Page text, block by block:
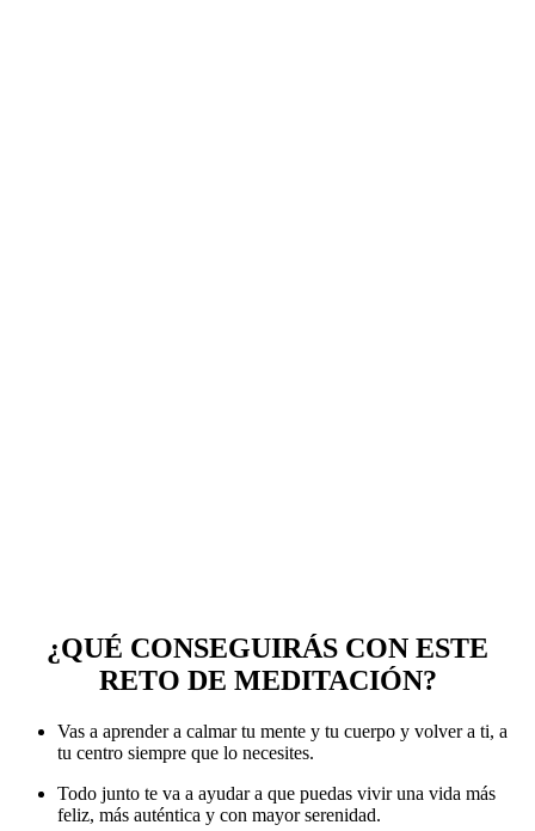
¿QUÉ CONSEGUIRÁS CON ESTE
RETO DE MEDITACIÓN?
Vas a aprender a calmar tu mente y tu cuerpo y volver a ti, a
tu centro siempre que lo necesites.
Todo junto te va a ayudar a que puedas vivir una vida más
feliz, más auténtica y con mayor serenidad.